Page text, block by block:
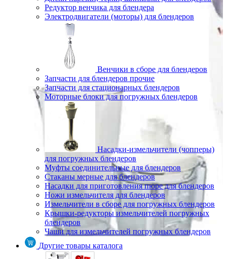
Редуктор венчика для блендера
Электродвигатели (моторы) для блендеров
Венчики в сборе для блендеров
Запчасти для блендеров прочие
Запчасти для стационарных блендеров
Моторные блоки для погружных блендеров
Насадки-измельчители (чопперы)
для погружных блендеров
Муфты соединительные для блендеров
Стаканы мерные для блендеров
Насадки для приготовления пюре для блендеров
Ножи измельчителя для блендеров
Измельчители в сборе для погружных блендеров
Крышки-редукторы измельчителей погружных
блендеров
Чаши для измельчителей погружных блендеров
Другие товары каталога